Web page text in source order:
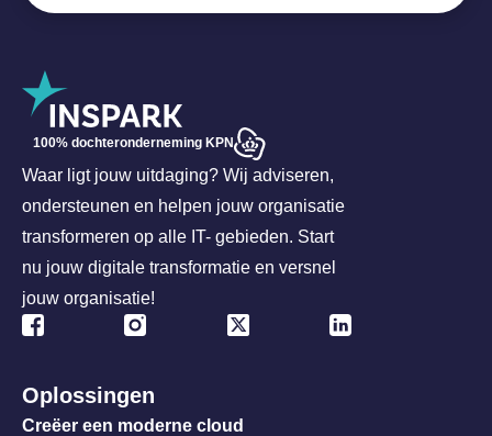
100% dochteronderneming KPN
Waar ligt jouw uitdaging? Wij adviseren,
ondersteunen en helpen jouw organisatie
transformeren op alle IT- gebieden. Start
nu jouw digitale transformatie en versnel
jouw organisatie!
Oplossingen
Creëer een moderne cloud